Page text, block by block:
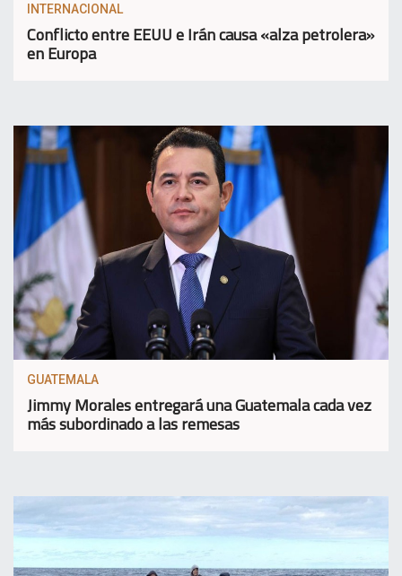
INTERNACIONAL
Conflicto entre EEUU e Irán causa «alza petrolera»
en Europa
GUATEMALA
Jimmy Morales entregará una Guatemala cada vez
más subordinado a las remesas